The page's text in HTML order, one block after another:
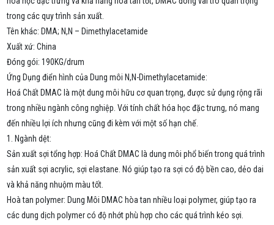
trong các quy trình sản xuất.
Tên khác: DMA; N,N – Dimethylacetamide
Xuất xứ: China
Đóng gói: 190KG/drum
Ứng Dụng điển hình của Dung môi N,N-Dimethylacetamide:
Hoá Chất DMAC là một dung môi hữu cơ quan trọng, được sử dụng rộng rãi
trong nhiều ngành công nghiệp. Với tính chất hóa học đặc trưng, nó mang
đến nhiều lợi ích nhưng cũng đi kèm với một số hạn chế.
1. Ngành dệt:
Sản xuất sợi tổng hợp: Hoá Chất DMAC là dung môi phổ biến trong quá trình
sản xuất sợi acrylic, sợi elastane. Nó giúp tạo ra sợi có độ bền cao, dẻo dai
và khả năng nhuộm màu tốt.
Hoà tan polymer: Dung Môi DMAC hòa tan nhiều loại polymer, giúp tạo ra
các dung dịch polymer có độ nhớt phù hợp cho các quá trình kéo sợi.